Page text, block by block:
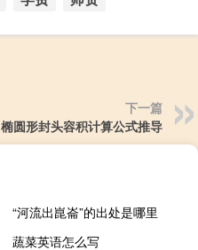
下一篇
椭圆形封头容积计算公式推导
“河流出崑崙”的出处是哪里
蔬菜英语怎么写